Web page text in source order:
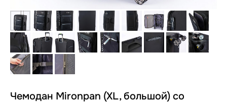
Чемодан Mironpan (XL, большой) со